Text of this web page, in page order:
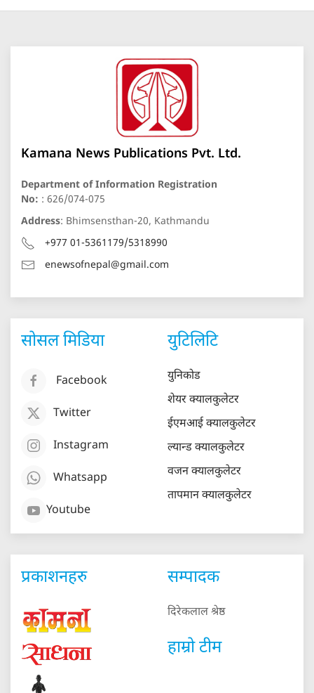
Kamana News Publications Pvt. Ltd.
Department of Information Registration
No: : 626/074-075
Address: Bhimsensthan-20, Kathmandu
+977 01-5361179/5318990
enewsofnepal@gmail.com
सोसल मिडिया
Facebook
Twitter
Instagram
Whatsapp
Youtube
युटिलिटि
युनिकोड
शेयर क्यालकुलेटर
ईएमआई क्यालकुलेटर
ल्यान्ड क्यालकुलेटर
वजन क्यालकुलेटर
तापमान क्यालकुलेटर
प्रकाशनहरु सम्पादक
दिरेकलाल श्रेष्ठ
हाम्रो टीम